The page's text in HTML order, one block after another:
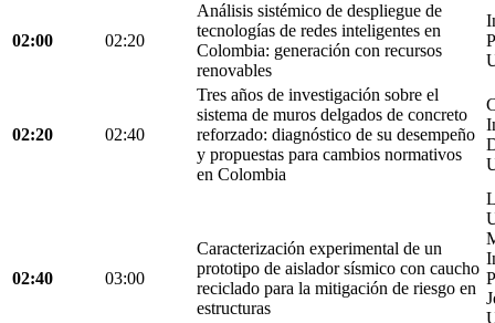
02:00 02:20
Análisis sistémico de despliegue de
tecnologías de redes inteligentes en
Colombia: generación con recursos
renovables
02:20 02:40
Tres años de investigación sobre el
sistema de muros delgados de concreto
reforzado: diagnóstico de su desempeño
y propuestas para cambios normativos
en Colombia
02:40 03:00
Caracterización experimental de un
prototipo de aislador sísmico con caucho
reciclado para la mitigación de riesgo en
estructuras